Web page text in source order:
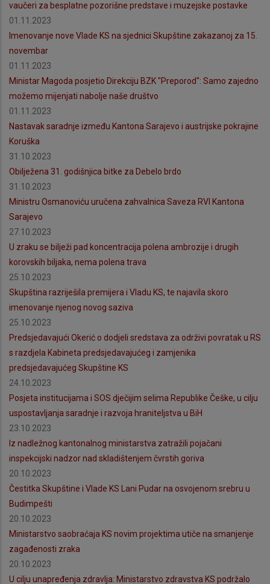
vaučeri za besplatne pozorišne predstave i muzejske postavke
01.11.2023
Imenovanje nove Vlade KS na sjednici Skupštine zakazanoj za 15.
novembar
01.11.2023
Ministar Magoda posjetio Direkciju BZK "Preporod": Samo zajedno
možemo mijenjati nabolje naše društvo
01.11.2023
Nastavak saradnje između Kantona Sarajevo i austrijske pokrajine
Koruška
31.10.2023
Obilježena 31. godišnjica bitke za Debelo brdo
31.10.2023
Ministru Osmanoviću uručena zahvalnica Saveza RVI Kantona
Sarajevo
27.10.2023
U zraku se bilježi pad koncentracija polena ambrozije i drugih
korovskih biljaka, nema polena trava
25.10.2023
Skupština razriješila premijera i Vladu KS, te najavila skoro
imenovanje njenog novog saziva
25.10.2023
Predsjedavajući Okerić o dodjeli sredstava za održivi povratak u RS
s razdjela Kabineta predsjedavajućeg i zamjenika
predsjedavajućeg Skupštine KS
24.10.2023
Posjeta institucijama i SOS dječijim selima Republike Češke, u cilju
uspostavljanja saradnje i razvoja hraniteljstva u BiH
23.10.2023
Iz nadležnog kantonalnog ministarstva zatražili pojačani
inspekcijski nadzor nad skladištenjem čvrstih goriva
20.10.2023
Čestitka Skupštine i Vlade KS Lani Pudar na osvojenom srebru u
Budimpešti
20.10.2023
Ministarstvo saobraćaja KS novim projektima utiče na smanjenje
zagađenosti zraka
20.10.2023
U cilju unapređenja zdravlja: Ministarstvo zdravstva KS podržalo